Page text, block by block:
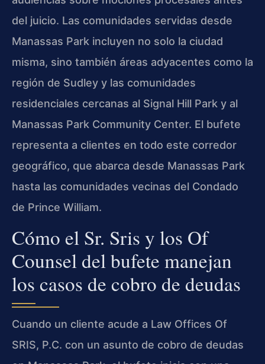
del juicio. Las comunidades servidas desde
Manassas Park incluyen no solo la ciudad
misma, sino también áreas adyacentes como la
región de Sudley y las comunidades
residenciales cercanas al Signal Hill Park y al
Manassas Park Community Center. El bufete
representa a clientes en todo este corredor
geográfico, que abarca desde Manassas Park
hasta las comunidades vecinas del Condado
de Prince William.
Cómo el Sr. Sris y los Of
Counsel del bufete manejan
los casos de cobro de deudas
Cuando un cliente acude a Law Offices Of
SRIS, P.C. con un asunto de cobro de deudas